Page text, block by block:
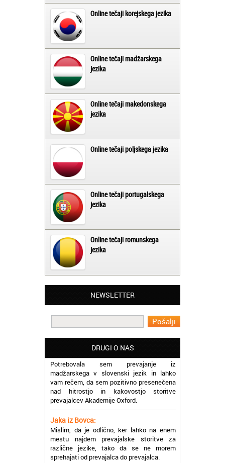
Online tečaji korejskega jezika
Online tečaji madžarskega
jezika
Online tečaji makedonskega
jezika
Online tečaji poljskega jezika
Online tečaji portugalskega
jezika
Online tečaji romunskega
jezika
NEWSLETTER
DRUGI O NAS
Matjaž iz Ajdovščine:
Lahko pohvalim vse zaposlene v Akademiji
prevajalske storitve opravljajo hitro in
učinkoviti.
Martina iz Bleda:
Potrebovala sem prevajanje iz
madžarskega v slovenski jezik in lahko
vam rečem, da sem pozitivno presenečena
nad hitrostjo in kakovostjo storitve
prevajalcev Akademije Oxford.
Jaka iz Bovca:
Mislim, da je odlično, ker lahko na enem
mestu najdem prevajalske storitve za
različne jezike, tako da se ne morem
sprehajati od prevajalca do prevajalca.